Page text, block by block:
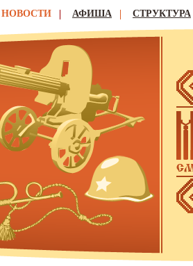
НОВОСТИ АФИША СТРУКТУРА